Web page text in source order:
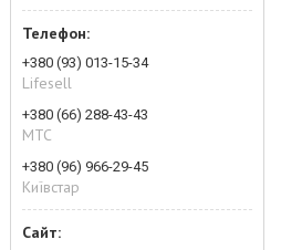
+380 (93) 013-15-34
Lifesell
+380 (66) 288-43-43
МТС
+380 (96) 966-29-45
Київстар